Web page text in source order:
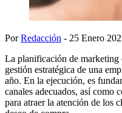
PorRedacción - 25 Enero
La planificación de marketing
gestión estratégica de una
año. En la ejecución, es
canales adecuados, así como
para atraer la atención de los